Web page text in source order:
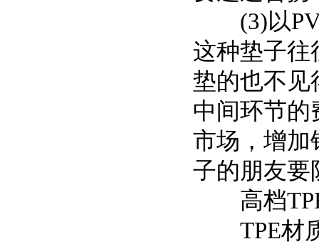
(3)以PVC
这种垫子往
垫的也不见
中间环节的
市场，增加
子的朋友要
高档
TPE材质